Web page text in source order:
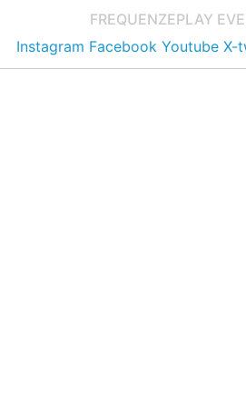
FREQUENZEPLAY
Instagram Facebook Youtube X-